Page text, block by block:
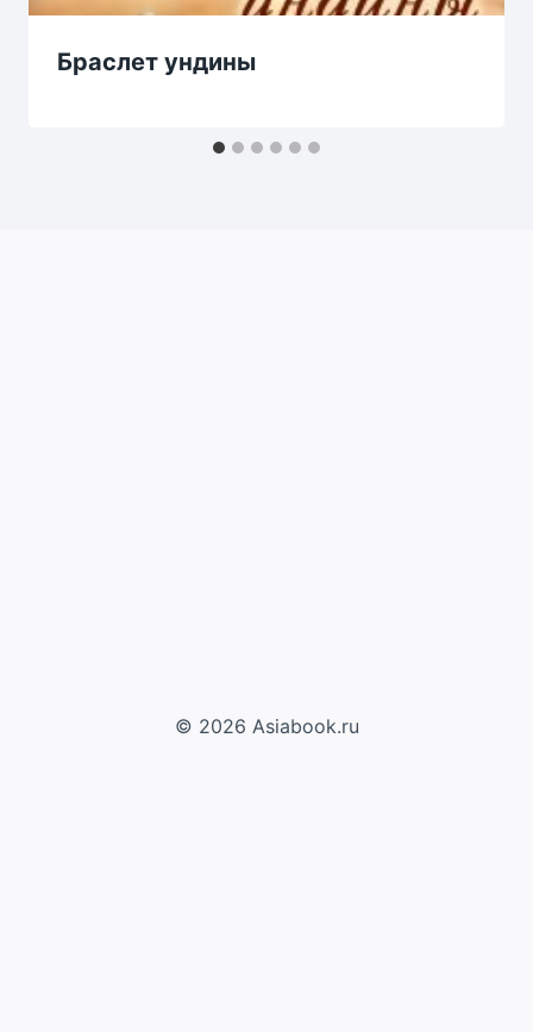
Браслет ундины
© 2026 Asiabook.ru